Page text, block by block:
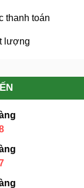
thanh toán
lượng